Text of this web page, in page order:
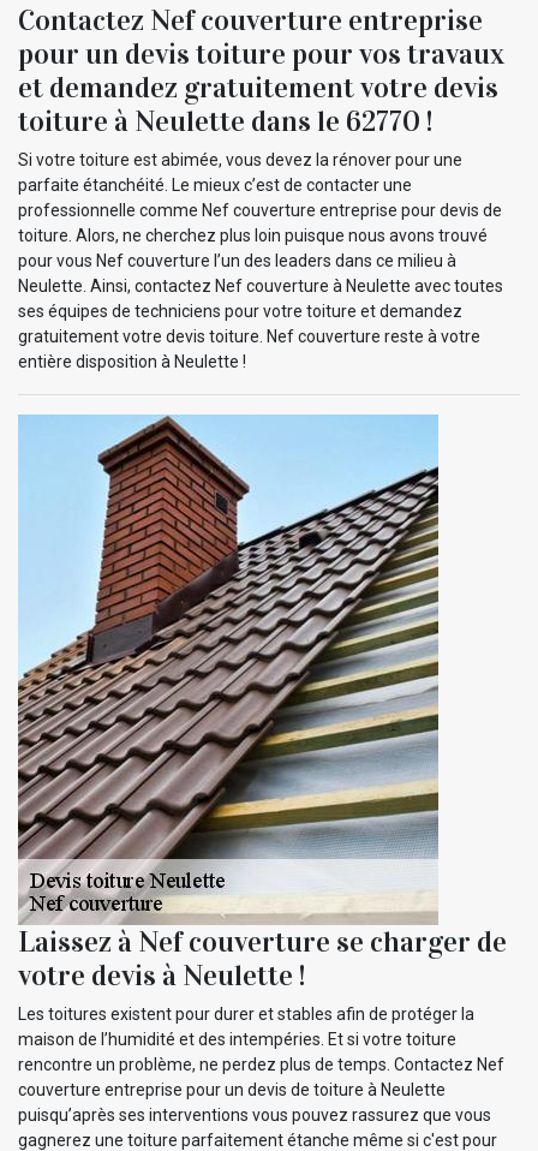
Contactez Nef couverture entreprise
pour un devis toiture pour vos travaux
et demandez gratuitement votre devis
toiture à Neulette dans le 62770 !
Si votre toiture est abimée, vous devez la rénover pour une
parfaite étanchéité. Le mieux c’est de contacter une
professionnelle comme Nef couverture entreprise pour devis de
toiture. Alors, ne cherchez plus loin puisque nous avons trouvé
pour vous Nef couverture l’un des leaders dans ce milieu à
Neulette. Ainsi, contactez Nef couverture à Neulette avec toutes
ses équipes de techniciens pour votre toiture et demandez
gratuitement votre devis toiture. Nef couverture reste à votre
entière disposition à Neulette !
Laissez à Nef couverture se charger de
votre devis à Neulette !
Les toitures existent pour durer et stables afin de protéger la
maison de l’humidité et des intempéries. Et si votre toiture
rencontre un problème, ne perdez plus de temps. Contactez Nef
couverture entreprise pour un devis de toiture à Neulette
puisqu’après ses interventions vous pouvez rassurez que vous
gagnerez une toiture parfaitement étanche même si c'est pour